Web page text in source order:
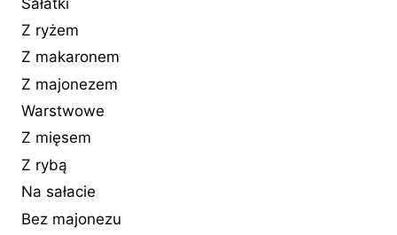
Z ryżem
Z makaronem
Z majonezem
Warstwowe
Z mięsem
Z rybą
Na sałacie
Bez majonezu